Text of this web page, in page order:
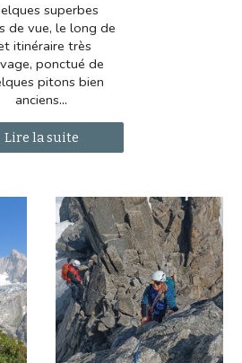
superbes
de vue, le long de
itinéraire très
ponctué de
pitons bien
anciens...
Lire la suite